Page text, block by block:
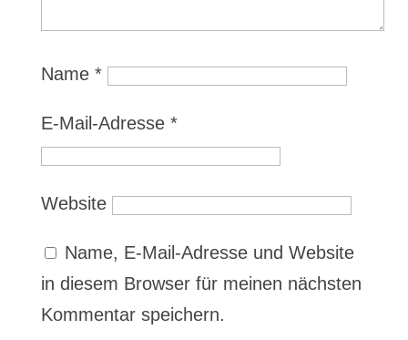
Name *
E-Mail-Adresse *
Website
Name, E-Mail-Adresse und Website
in diesem Browser für meinen nächsten
Kommentar speichern.